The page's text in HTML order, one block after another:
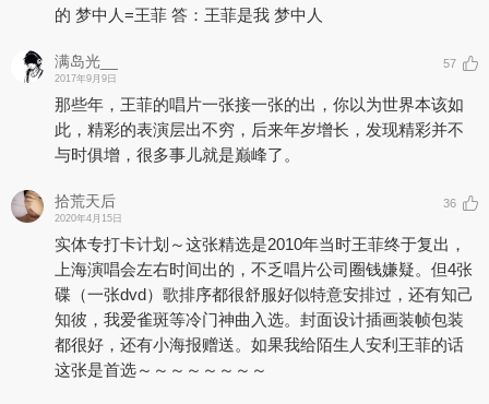
的 梦中人=王菲 答：王菲是我 梦中人
满岛光__
2017年9月9日
57
那些年，王菲的唱片一张接一张的出，你以为世界本该如
此，精彩的表演层出不穷，后来年岁增长，发现精彩并不
与时俱增，很多事儿就是巅峰了。 ​
拾荒天后
2020年4月15日
36
实体专打卡计划～这张精选是2010年当时王菲终于复出，
上海演唱会左右时间出的，不乏唱片公司圈钱嫌疑。但4张
碟（一张dvd）歌排序都很舒服好似特意安排过，还有知己
知彼，我爱雀斑等冷门神曲入选。封面设计插画装帧包装
都很好，还有小海报赠送。如果我给陌生人安利王菲的话
这张是首选～～～～～～～～